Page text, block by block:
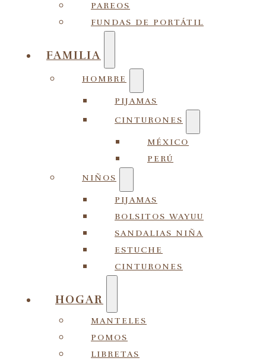
PAREOS
FUNDAS DE PORTÁTIL
FAMILIA
HOMBRE
PIJAMAS
CINTURONES
MÉXICO
PERÚ
NIÑOS
PIJAMAS
BOLSITOS WAYUU
SANDALIAS NIÑA
ESTUCHE
CINTURONES
HOGAR
MANTELES
POMOS
LIBRETAS